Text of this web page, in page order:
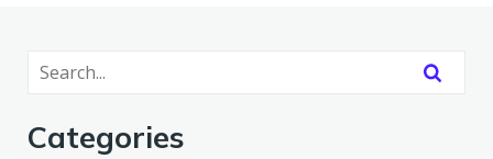
Categories